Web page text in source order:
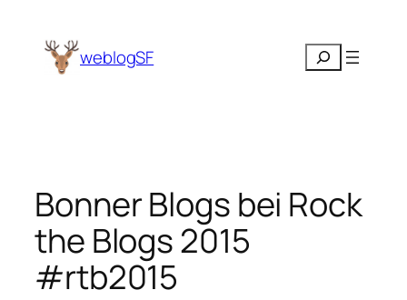
Inhalt
springen weblogSF Suchen
Bonner Blogs bei Rock
the Blogs 2015
#rtb2015